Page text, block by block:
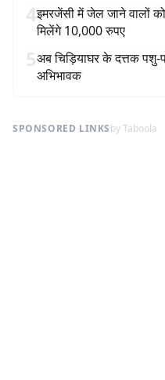
4इमरजेंसी में जेल जाने वालों
मिलेंगे 10,000 रुपए
5अब चिड़ियाघर के दत्तक पशु-
अभिभावक
SPONSORED LINKSby Taboola